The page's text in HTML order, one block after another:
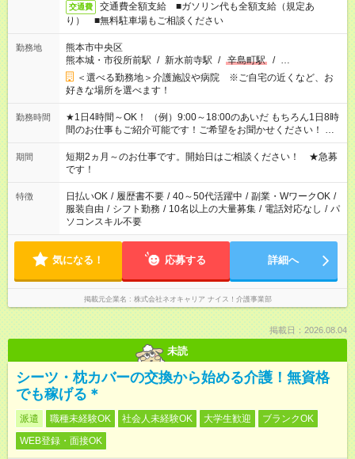
交通費
交通費全額支給 ■ガソリン代も全額支給（規定あ
り） ■無料駐車場もご相談ください
勤務地
熊本市中央区
熊本城・市役所前駅 / 新水前寺駅 / 辛島町駅 / …
＜選べる勤務地＞介護施設や病院 ※ご自宅の近くなど、お
好きな場所を選べます！
勤務時間
★1日4時間～OK！ （例）9:00～18:00のあいだ もちろん1日8時
間のお仕事もご紹介可能です！ご希望をお聞かせください！ ※
週最低15時間以上の勤務が必要です
期間
短期2ヵ月～のお仕事です。開始日はご相談ください！ ★急募
です！
特徴 日払いOK / 履歴書不要 / 40～50代活躍中 / 副業・WワークOK /
服装自由 / シフト勤務 / 10名以上の大量募集 / 電話対応なし / パ
ソコンスキル不要
気になる！ 応募する 詳細へ
掲載元企業名 株式会社ネオキャリア ナイス！介護事業部
掲載日：2026.08.04
未読
シーツ・枕カバーの交換から始める介護！無資格
でも稼げる＊
派遣 職種未経験OK 社会人未経験OK 大学生歓迎
ブランクOK
WEB登録・面接OK